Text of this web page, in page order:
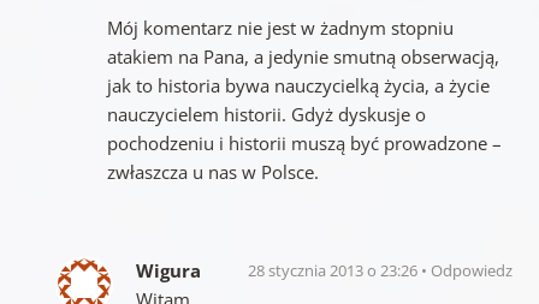
Mój komentarz nie jest w żadnym stopniu
atakiem na Pana, a jedynie smutną obserwacją,
jak to historia bywa nauczycielką życia, a życie
nauczycielem historii. Gdyż dyskusje o
pochodzeniu i historii muszą być prowadzone –
zwłaszcza u nas w Polsce.
Wigura 28 stycznia 2013 o 23:26 Odpowiedz
Witam,